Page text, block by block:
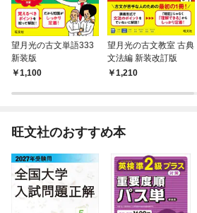
望月光の古文単語333
新装版
1,100
望月光の古文教室 古典
文法編 新装改訂版
1,210
旺文社のおすすめ本